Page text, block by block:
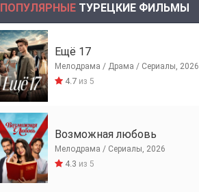
ПОПУЛЯРНЫЕ ТУРЕЦКИЕ ФИЛЬМЫ
Ещё 17
Мелодрама / Драма / Сериалы, 2026
4.7из 5
Возможная любовь
Мелодрама / Сериалы, 2026
4.3 из 5